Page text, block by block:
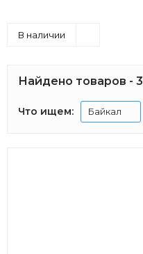
В наличии
Найдено товаров - 3
Что ищем: Байкал